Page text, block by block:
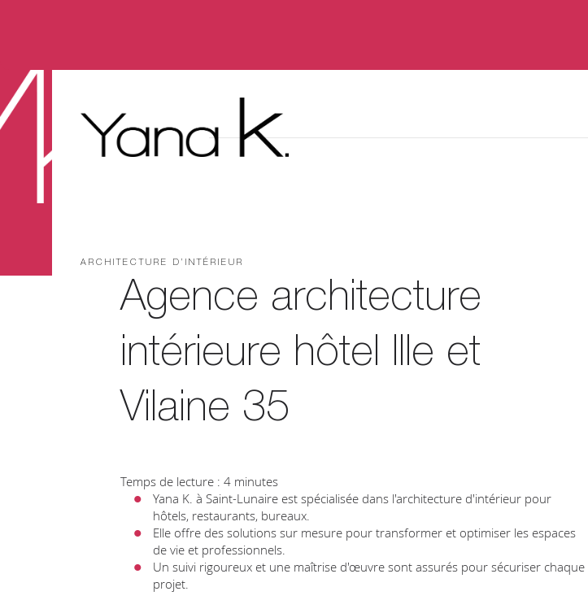
ARCHITECTURE D’INTÉRIEUR
Agence architecture
intérieure hôtel Ille et
Vilaine 35
Temps de lecture : 4 minutes
Yana K. à Saint-Lunaire est spécialisée dans l'architecture d'intérieur pour
hôtels, restaurants, bureaux.
Elle offre des solutions sur mesure pour transformer et optimiser les espaces
de vie et professionnels.
Un suivi rigoureux et une maîtrise d'œuvre sont assurés pour sécuriser chaque
projet.